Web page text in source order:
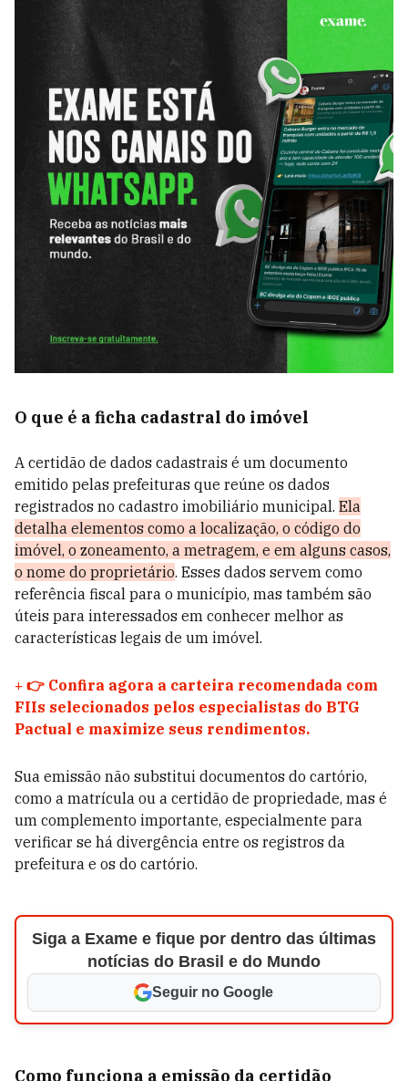
O que é a ficha cadastral do imóvel
A certidão de dados cadastrais é um documento
emitido pelas prefeituras que reúne os dados
registrados no cadastro imobiliário municipal. Ela
detalha elementos como a localização, o código do
imóvel, o zoneamento, a metragem, e em alguns casos,
o nome do proprietário. Esses dados servem como
referência fiscal para o município, mas também são
úteis para interessados em conhecer melhor as
características legais de um imóvel.
+ 👉 Confira agora a carteira recomendada com
FIIs selecionados pelos especialistas do BTG
Pactual e maximize seus rendimentos.
Sua emissão não substitui documentos do cartório,
como a matrícula ou a certidão de propriedade, mas é
um complemento importante, especialmente para
verificar se há divergência entre os registros da
prefeitura e os do cartório.
Siga a Exame e fique por dentro das últimas
notícias do Brasil e do Mundo
Seguir no Google
Como funciona a emissão da certidão